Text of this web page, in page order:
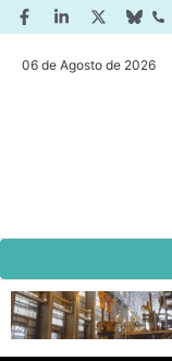
06 de Agosto de 2026